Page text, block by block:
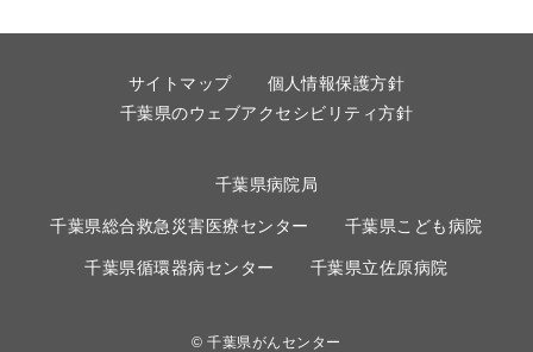
病院指標（厚労省）
各種パンフレット
サイトマップ
個人情報保護方針
千葉県のウェブアクセシビリティ方針
千葉県病院局
千葉県総合救急災害医療センター 千葉県こども病院
千葉県循環器病センター 千葉県立佐原病院
千葉県がんセンター